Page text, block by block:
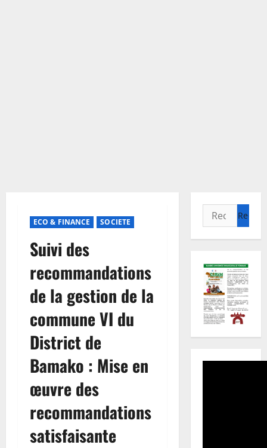
ECO & FINANCE SOCIETE
Suivi des
recommandations
de la gestion de la
commune VI du
District de
Bamako : Mise en
œuvre des
recommandations
satisfaisante
Rechercher :